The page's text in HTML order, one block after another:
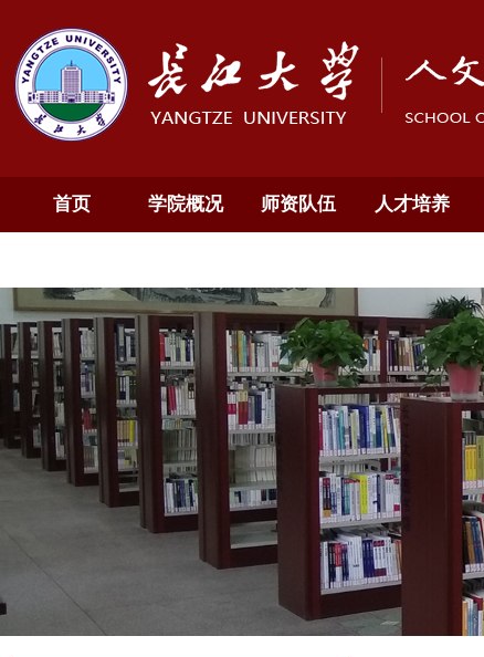
首页 学院概况 师资队伍 人才培养